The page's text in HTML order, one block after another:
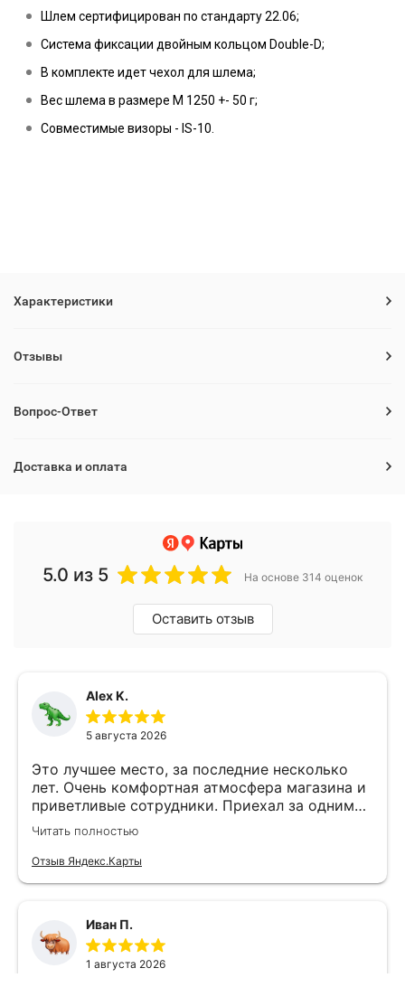
Шлем сертифицирован по стандарту 22.06;
Система фиксации двойным кольцом Double-D;
В комплекте идет чехол для шлема;
Вес шлема в размере M 1250 +- 50 г;
Совместимые визоры - IS-10.
Характеристики
Отзывы
Вопрос-Ответ
Доставка и оплата